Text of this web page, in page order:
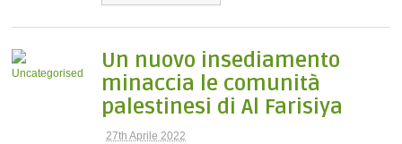
Un nuovo insediamento
minaccia le comunità
palestinesi di Al Farisiya
27th Aprile 2022